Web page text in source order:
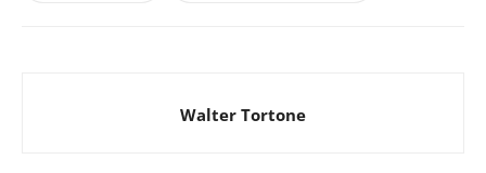
Walter Tortone